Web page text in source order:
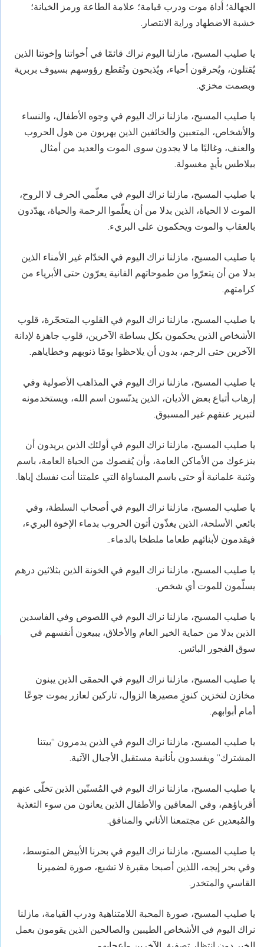
الجهالة؛ أداة موت ودرب قيامة؛ علامة الطاعة ورمز الخيانة؛
خشبة الاضطهاد وراية الانتصار.
يا صليب المسيح، مازلنا اليوم نراك قائمًا في أخواتنا وإخوتنا الذين
يُقتلون، ويُحرقون أحياء، ويُذبحون وتُقطع رؤوسهم بسيوف بربرية
وبصمت مخزي.
يا صليب المسيح، مازلنا نراك اليوم في وجوه الأطفال، والنساء
والأشخاص، المتعبين والخائفين الذين يهربون من هول الحروب
والعنف، وغالبًا ما لا يجدون سوى الموت والعديد من أمثال
بيلاطس بأيدٍ مغسولة.
يا صليب المسيح، مازلنا نراك اليوم في معلّمي الحرف لا الروح،
الموت لا الحياة، الذين بدلا من أن يعلّموا الرحمة والحياة، يهدّدون
بالعقاب والموت ويحكمون على البريء.
يا صليب المسيح، مازلنا ‏نراك اليوم في الخدّام غير الأمناء الذين
بدلا من أن يتعرّوا من طموحاتهم الفانية يعرّون حتى الأبرياء من
كرامتهم.
يا صليب المسيح، مازلنا نراك اليوم في القلوب المتحجّرة، قلوب
الأشخاص الذين يحكمون بكل بساطة الآخرين، قلوب جاهزة لإدانة
الآخرين حتى الرجم، بدون أن يلاحظوا يومًا ذنوبهم وخطاياهم.
يا صليب المسيح، مازلنا ‏نراك اليوم في المذاهب الأصولية وفي
إرهاب أتباع بعض الأديان، الذين يدنّسون اسم الله، ويستخدمونه
لتبرير عنفهم غير المسبوق.
يا صليب المسيح، مازلنا ‏نراك اليوم في أولئك الذين يريدون أن
ينزعوك من الأماكن العامة، وأن يُقصوك من الحياة العامة، باسم
وثنية علمانية أو حتى باسم المساواة التي علمتنا أنت نفسك إياها.
يا صليب المسيح، مازلنا ‏نراك اليوم في أصحاب السلطة، وفي
بائعي الأسلحة، الذين يغذّون أتون الحروب بدماء الإخوة البريء،
فيقدمون لأبنائهم طعاما ملطخا بالدماء..
يا صليب المسيح، مازلنا ‏نراك اليوم في الخونة الذين بثلاثين درهم
يسلّمون للموت أي شخص.
يا صليب المسيح، مازلنا ‏نراك اليوم في اللصوص وفي الفاسدين
الذين بدلا من حماية الخير العام والأخلاق، يبيعون أنفسهم في
سوق الفجور البائس.
يا صليب المسيح، مازلنا ‏نراك اليوم في الحمقى الذين يبنون
مخازن لتخزين كنوزٍ مصيرها الزوال، تاركين لعازر يموت جوعًا
أمام أبوابهم.
يا صليب المسيح، مازلنا نراك اليوم في الذين يدمرون “بيتنا
المشترك” ويفسدون بأنانية مستقبل الأجيال الآتية.
يا صليب المسيح، مازلنا ‏نراك اليوم في المُسنّين الذين تخلّى عنهم
أقرباؤهم، وفي المعاقين والأطفال الذين يعانون من سوء التغذية
والمُبعدين عن مجتمعنا الأناني والمنافق.
يا صليب المسيح، مازلنا ‏نراك اليوم في بحرنا الأبيض المتوسط،
وفي بحر إيجه، اللذين أصبحا مقبرة لا تشبع، صورة لضميرنا
القاسي والمتخدر.
يا صليب المسيح، صورة المحبة اللامتناهية ودرب القيامة، مازلنا
‏نراك اليوم في الأشخاص الطيبين والصالحين الذين يقومون بعمل